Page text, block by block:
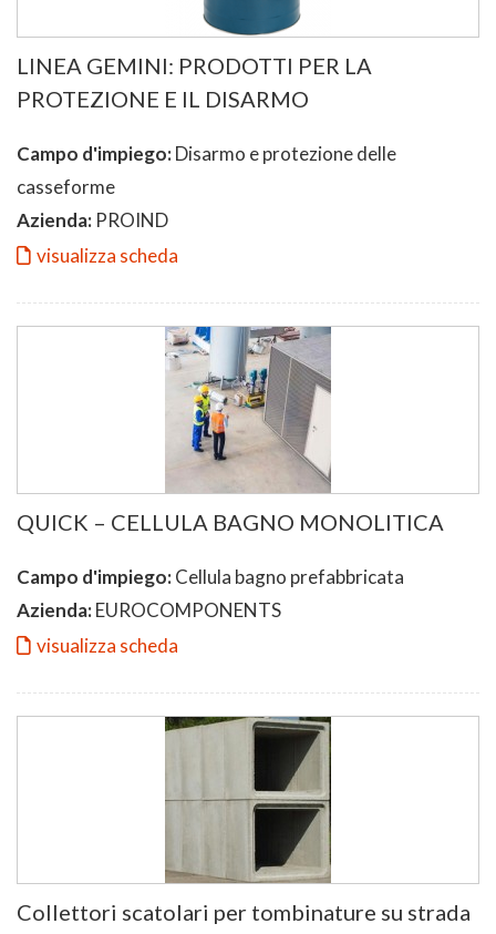
LINEA GEMINI: PRODOTTI PER LA
PROTEZIONE E IL DISARMO
Campo d'impiego:Disarmo e protezione delle
casseforme
Azienda: PROIND
visualizza scheda
QUICK – CELLULA BAGNO MONOLITICA
Campo d'impiego:Cellula bagno prefabbricata
Azienda:EUROCOMPONENTS
visualizza scheda
Collettori scatolari per tombinature su strada